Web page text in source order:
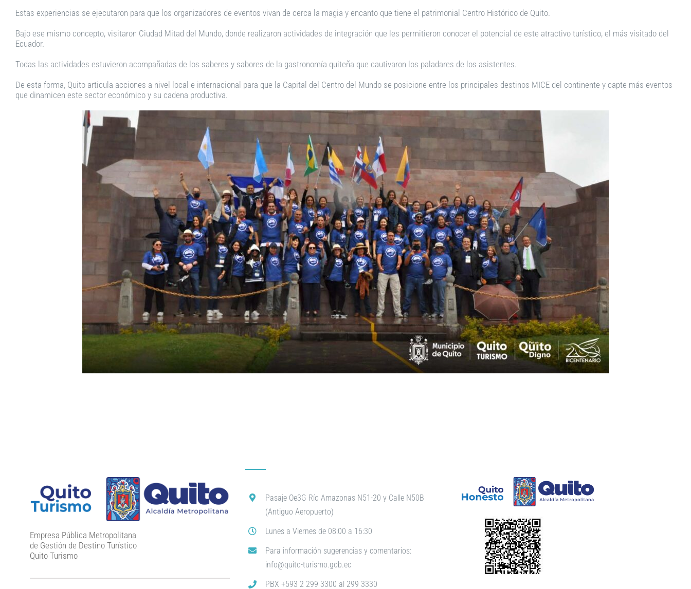
Estas experiencias se ejecutaron para que los organizadores de eventos vivan de cerca la magia y encanto que tiene el patrimonial Centro Histórico de Quito.
Bajo ese mismo concepto, visitaron Ciudad Mitad del Mundo, donde realizaron actividades de integración que les permitieron conocer el potencial de este atractivo turístico, el más visitado del
Ecuador.
Todas las actividades estuvieron acompañadas de los saberes y sabores de la gastronomía quiteña que cautivaron los paladares de los asistentes.
De esta forma, Quito articula acciones a nivel local e internacional para que la Capital del Centro del Mundo se posicione entre los principales destinos MICE del continente y capte más eventos
que dinamicen este sector económico y su cadena productiva.
Empresa Pública Metropolitana
de Gestión de Destino Turístico
Quito Turismo
Pasaje Oe3G Río Amazonas N51-20 y Calle N50B
(Antiguo Aeropuerto)
Lunes a Viernes de 08:00 a 16:30
Para información sugerencias y comentarios:
info@quito-turismo.gob.ec
PBX +593 2 299 3300 al 299 3330